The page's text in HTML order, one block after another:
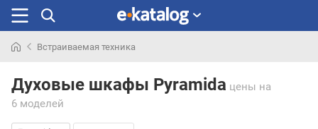
раньше
Встраиваемая техника
Духовые шкафы Pyramida цены на
6 моделей